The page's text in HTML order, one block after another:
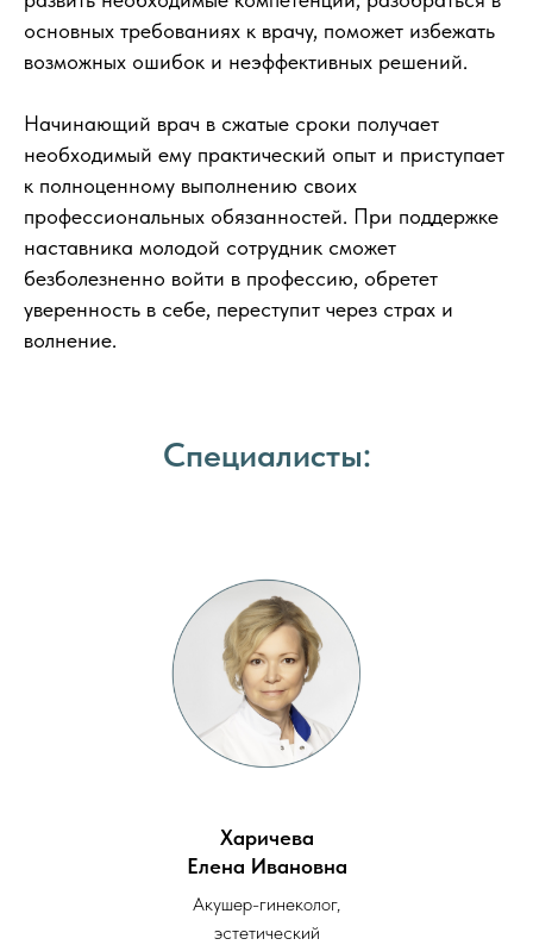
основных требованиях к врачу, поможет избежать
возможных ошибок и неэффективных решений.
Начинающий врач в сжатые сроки получает
необходимый ему практический опыт и приступает
к полноценному выполнению своих
профессиональных обязанностей. При поддержке
наставника молодой сотрудник сможет
безболезненно войти в профессию, обретет
уверенность в себе, переступит через страх и
волнение.
Специалисты:
Харичева
Елена Ивановна
Акушер-гинеколог,
эстетический